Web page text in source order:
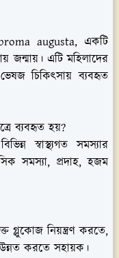
augusta, একটি
এটি মহিলাদের
চিকিৎসায় ব্যবহৃত
ব্যবহৃত হয়?
স্বাস্থ্যগত সমস্যার
সমস্যা, প্রদাহ, হজম
গ্লুকোজ নিয়ন্ত্রণ করতে,
করতে সহায়ক।